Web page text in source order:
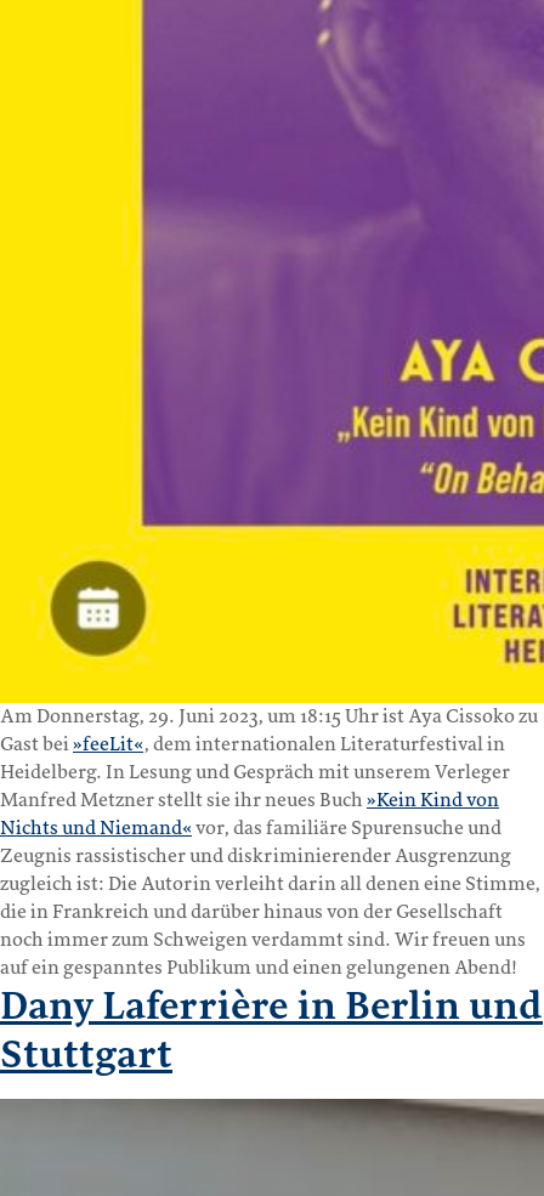
Am Donnerstag, 29. Juni 2023, um 18:15 Uhr ist Aya Cissoko zu
Gast bei»feeLit«, dem internationalen Literaturfestival in
Heidelberg. In Lesung und Gespräch mit unserem Verleger
Manfred Metzner stellt sie ihr neues Buch»Kein Kind von
Nichts und Niemand« vor, das familiäre Spurensuche und
Zeugnis rassistischer und diskriminierender Ausgrenzung
zugleich ist: Die Autorin verleiht darin all denen eine Stimme,
die in Frankreich und darüber hinaus von der Gesellschaft
noch immer zum Schweigen verdammt sind. Wir freuen uns
auf ein gespanntes Publikum und einen gelungenen Abend!
Dany Laferrière in Berlin und
Stuttgart